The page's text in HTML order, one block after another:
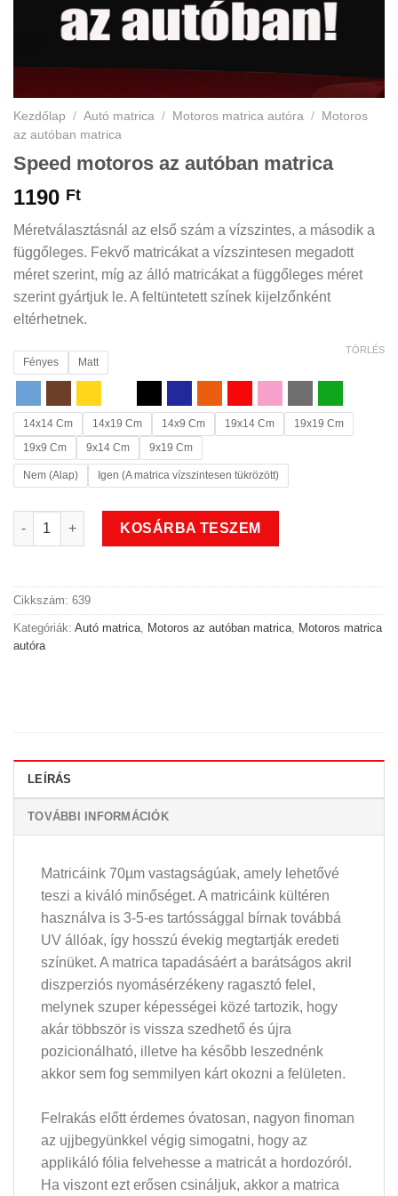
Kezdőlap / Autó matrica / Motoros matrica autóra /
Motoros
az autóban matrica
Speed motoros az autóban matrica
1190 Ft
Méretválasztásnál az első szám a vízszintes, a második a
függőleges. Fekvő matricákat a vízszintesen megadott
méret szerint, míg az álló matricákat a függőleges méret
szerint gyártjuk le. A feltüntetett színek kijelzőnként
eltérhetnek.
Fényes Matt
14x14 Cm 14x19 Cm 14x9 Cm 19x14 Cm
19x19 Cm
19x9 Cm
9x14 Cm 9x19 Cm
Nem (Alap) Igen (A matrica vízszintesen tükrözött)
TÖRLÉS
Speed motoros az autóban matrica mennyiség
KOSÁRBA TESZEM
Cikkszám: 639
Kategóriák: Autó matrica Motoros az autóban matrica Motoros matrica
autóra
LEÍRÁS
TOVÁBBI INFORMÁCIÓK
Matricáink 70µm vastagságúak, amely lehetővé
teszi a kiváló minőséget. A matricáink kültéren
használva is 3-5-es tartóssággal bírnak továbbá
UV állóak, így hosszú évekig megtartják eredeti
színüket. A matrica tapadásáért a barátságos akril
diszperziós nyomásérzékeny ragasztó felel,
melynek szuper képességei közé tartozik, hogy
akár többször is vissza szedhető és újra
pozicionálható, illetve ha később leszednénk
akkor sem fog semmilyen kárt okozni a felületen.
Felrakás előtt érdemes óvatosan, nagyon finoman
az ujjbegyünkkel végig simogatni, hogy az
applikáló fólia felvehesse a matricát a hordozóról.
Ha viszont ezt erősen csináljuk, akkor a matrica